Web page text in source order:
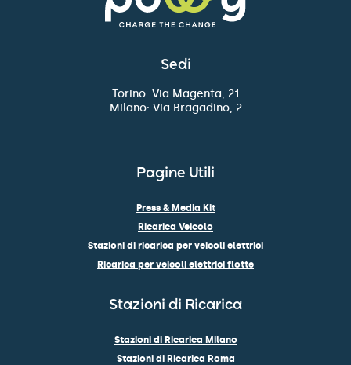
Sedi
Torino: Via Magenta, 21
Milano: Via Bragadino, 2
Pagine Utili
Press & Media Kit
Ricarica Veicolo
Stazioni di ricarica per veicoli elettrici
Ricarica per veicoli elettrici flotte
Stazioni di Ricarica
Stazioni di Ricarica Milano
Stazioni di Ricarica Roma